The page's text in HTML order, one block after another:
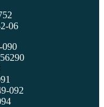
06
090
092